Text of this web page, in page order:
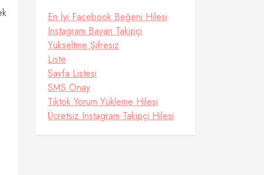
En İyi Facebook Beğeni Hilesi
Instagram Bayan Takipçi
Yükseltme Şifresiz
Liste
Sayfa Listesi
SMS Onay
Tiktok Yorum Yükleme Hilesi
Ücretsiz Instagram Takipçi Hilesi